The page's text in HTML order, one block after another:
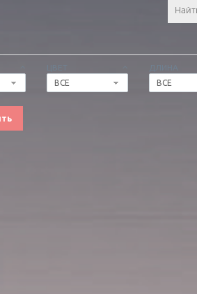
ВСЕ
ДЛИНА
ВСЕ